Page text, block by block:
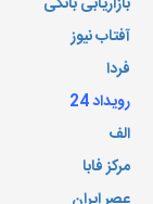
آفتاب نیوز
فردا
رویداد 24
الف
مرکز فابا